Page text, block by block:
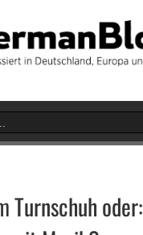
Turnschuh oder: